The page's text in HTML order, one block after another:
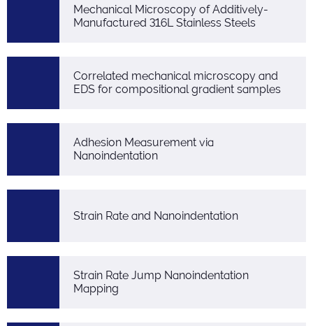
Mechanical Microscopy of Additively-
Manufactured 316L Stainless Steels
Correlated mechanical microscopy and
EDS for compositional gradient samples
Adhesion Measurement via
Nanoindentation
Strain Rate and Nanoindentation
Strain Rate Jump Nanoindentation
Mapping